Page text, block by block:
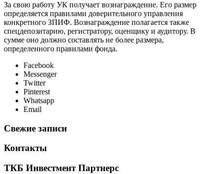
За свою работу УК получает вознаграждение. Его размер
определяется правилами доверительного управления
конкретного ЗПИФ. Вознаграждение полагается также
спецдепозитарию, регистратору, оценщику и аудитору. В
сумме оно должно составлять не более размера,
определенного правилами фонда.
Facebook
Messenger
Twitter
Pinterest
Whatsapp
Email
Свежие записи
Контакты
ТКБ Инвестмент Партнерс